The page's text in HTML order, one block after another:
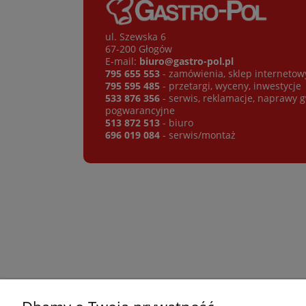
ul. Szewska 6
67-200 Głogów
E-mail: biuro@gastro-pol.pl
795 655 553 - zamówienia, sklep
795 595 485 - przetargi, wyceny, inwestycje
533 876 356 - serwis, reklamacje, naprawy
pogwarancyjne
513 872 513 - biuro
696 019 084 - serwis/montaż